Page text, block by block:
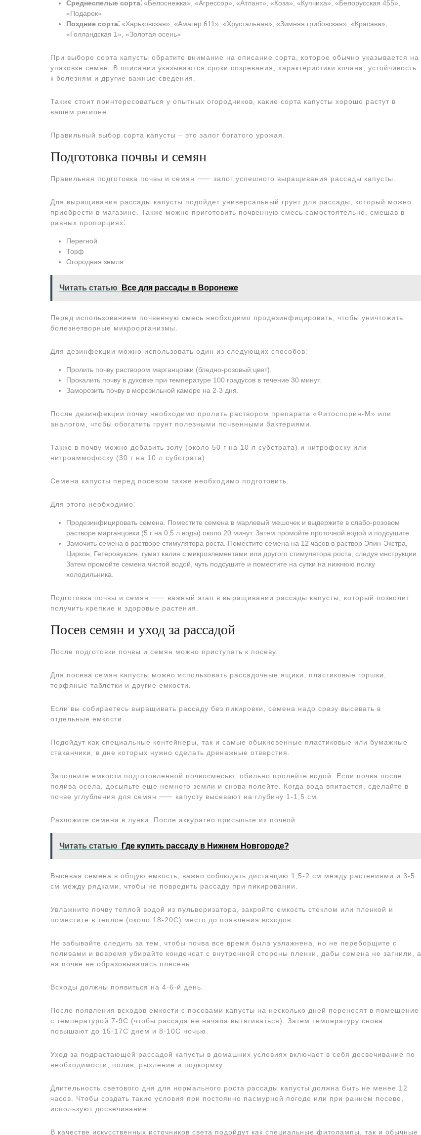
Среднеспелые сорта⁚ «Белоснежка», «Агрессор», «Атлант», «Коза», «Купчиха», «Белорусская 455»,
«Подарок»
Поздние сорта⁚ «Харьковская», «Амагер 611», «Хрустальная», «Зимняя грибовская», «Красава»,
«Голландская 1», «Золотая осень»
При выборе сорта капусты обратите внимание на описание сорта, которое обычно указывается на
упаковке семян. В описании указываются сроки созревания, характеристики кочана, устойчивость
к болезням и другие важные сведения.
Также стоит поинтересоваться у опытных огородников, какие сорта капусты хорошо растут в
вашем регионе.
Правильный выбор сорта капусты ⏤ это залог богатого урожая.
Подготовка почвы и семян
Правильная подготовка почвы и семян ⸺ залог успешного выращивания рассады капусты.
Для выращивания рассады капусты подойдет универсальный грунт для рассады, который можно
приобрести в магазине. Также можно приготовить почвенную смесь самостоятельно, смешав в
равных пропорциях⁚
Перегной
Торф
Огородная земля
Читать статью Все для рассады в Воронеже
Перед использованием почвенную смесь необходимо продезинфицировать, чтобы уничтожить
болезнетворные микроорганизмы.
Для дезинфекции можно использовать один из следующих способов⁚
Пролить почву раствором марганцовки (бледно-розовый цвет).
Прокалить почву в духовке при температуре 100 градусов в течение 30 минут.
Заморозить почву в морозильной камере на 2-3 дня.
После дезинфекции почву необходимо пролить раствором препарата «Фитоспорин-М» или
аналогом, чтобы обогатить грунт полезными почвенными бактериями.
Также в почву можно добавить золу (около 50 г на 10 л субстрата) и нитрофоску или
нитроаммофоску (30 г на 10 л субстрата).
Семена капусты перед посевом также необходимо подготовить.
Для этого необходимо⁚
Продезинфицировать семена. Поместите семена в марлевый мешочек и выдержите в слабо-розовом
растворе марганцовки (5 г на 0,5 л воды) около 20 минут. Затем промойте проточной водой и подсушите.
Замочить семена в растворе стимулятора роста. Поместите семена на 12 часов в раствор Эпин-Экстра,
Циркон, Гетероауксин, гумат калия с микроэлементами или другого стимулятора роста, следуя инструкции.
Затем промойте семена чистой водой, чуть подсушите и поместите на сутки на нижнюю полку
холодильника.
Подготовка почвы и семян ⸺ важный этап в выращивании рассады капусты, который позволит
получить крепкие и здоровые растения.
Посев семян и уход за рассадой
После подготовки почвы и семян можно приступать к посеву.
Для посева семян капусты можно использовать рассадочные ящики, пластиковые горшки,
торфяные таблетки и другие емкости.
Если вы собираетесь выращивать рассаду без пикировки, семена надо сразу высевать в
отдельные емкости.
Подойдут как специальные контейнеры, так и самые обыкновенные пластиковые или бумажные
стаканчики, в дне которых нужно сделать дренажные отверстия.
Заполните емкости подготовленной почвосмесью, обильно пролейте водой. Если почва после
полива осела, досыпьте еще немного земли и снова полейте. Когда вода впитается, сделайте в
почве углубления для семян ⸺ капусту высевают на глубину 1-1,5 см.
Разложите семена в лунки. После аккуратно присыпьте их почвой.
Читать статью Где купить рассаду в Нижнем Новгороде?
Высевая семена в общую емкость, важно соблюдать дистанцию 1,5-2 см между растениями и 3-5
см между рядками, чтобы не повредить рассаду при пикировании.
Увлажните почву теплой водой из пульверизатора, закройте емкость стеклом или пленкой и
поместите в теплое (около 18-20С) место до появления всходов.
Не забывайте следить за тем, чтобы почва все время была увлажнена, но не переборщите с
поливами и вовремя убирайте конденсат с внутренней стороны пленки, дабы семена не загнили, а
на почве не образовывалась плесень.
Всходы должны появиться на 4-6-й день.
После появления всходов емкости с посевами капусты на несколько дней переносят в помещение
с температурой 7-9С (чтобы рассада не начала вытягиваться). Затем температуру снова
повышают до 15-17С днем и 8-10С ночью.
Уход за подрастающей рассадой капусты в домашних условиях включает в себя досвечивание по
необходимости, полив, рыхление и подкормку.
Длительность светового дня для нормального роста рассады капусты должна быть не менее 12
часов. Чтобы создать такие условия при постоянно пасмурной погоде или при раннем посеве,
используют досвечивание.
В качестве искусственных источников света подойдут как специальные фитолампы, так и обычные